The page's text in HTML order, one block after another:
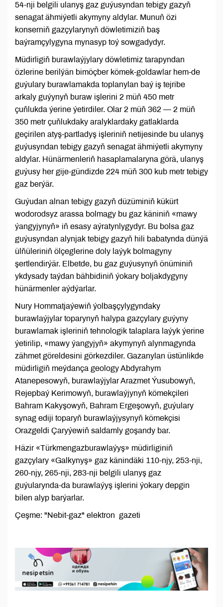
54-nji belgili ulanyş gaz guýusyndan tebigy gazyň
senagat ähmiýetli akymyny aldylar. Munuň özi
konserniň gazçylarynyň döwletimiziň baş
baýramçylygyna mynasyp toý sowgadydyr.
Müdirligiň burawlaýjylary döwletimiz tarapyndan
özlerine berilýän bimöçber kömek-goldawlar hem-de
guýulary burawlamakda toplanylan baý iş tejribe
arkaly guýynyň buraw işlerini 2 müň 450 metr
çuňlukda ýerine ýetirdiler. Olar 2 müň 362 — 2 müň
350 metr çuňlukdaky aralyklardaky gatlaklarda
geçirilen atyş-partladyş işleriniň netijesinde bu ulanyş
guýusyndan tebigy gazyň senagat ähmiýetli akymyny
aldylar. Hünärmenleriň hasaplamalaryna görä, ulanyş
guýusy her gije-gündizde 224 müň 300 kub metr tebigy
gaz berýär.
Guýudan alnan tebigy gazyň düzüminiň kükürt
wodorodsyz arassa bolmagy bu gaz käniniň «mawy
ýangyjynyň» iň esasy aýratynlygydyr. Bu bolsa gaz
guýusyndan alynjak tebigy gazyň hili babatynda dünýä
ülňüleriniň ölçeglerine doly laýyk bolmagyny
şertlendirýär. Elbetde, bu gaz guýusynyň önüminiň
ykdysady taýdan bähbidiniň ýokary boljakdygyny
hünärmenler aýdýarlar.
Nury Hommatjaýewiň ýolbaşçylygyndaky
burawlaýjylar toparynyň halypa gazçylary guýyny
burawlamak işleriniň tehnologik talaplara laýyk ýerine
ýetirilip, «mawy ýangyjyň» akymynyň alynmagynda
zähmet göreldesini görkezdiler. Gazanylan üstünlikde
müdirligiň meýdança geology Abdyrahym
Atanepesowyň, burawlaýjylar Arazmet Ýusubowyň,
Rejepbaý Kerimowyň, burawlaýjynyň kömekçileri
Bahram Kakyşowyň, Bahram Ergeşowyň, guýulary
synag ediji toparyň burawlaýjysynyň kömekçisi
Orazgeldi Çaryýewiň saldamly goşandy bar.
Häzir «Türkmengazburawlaýyş» müdirliginiň
gazçylary «Galkynyş» gaz känindäki 110-njy, 253-nji,
260-njy, 265-nji, 283-nji belgili ulanyş gaz
guýularynda-da burawlaýyş işlerini ýokary depgin
bilen alyp barýarlar.
Çeşme: "Nebit-gaz" elektron gazeti